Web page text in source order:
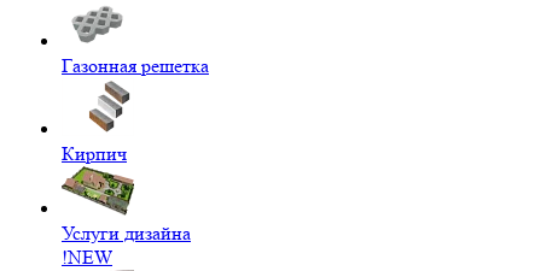
Газонная решетка
Кирпич
Услуги дизайна
!NEW